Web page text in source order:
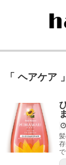
「 ヘアケア